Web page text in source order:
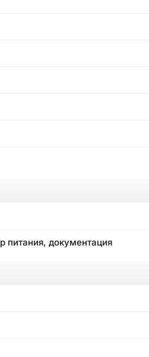
питания, документация